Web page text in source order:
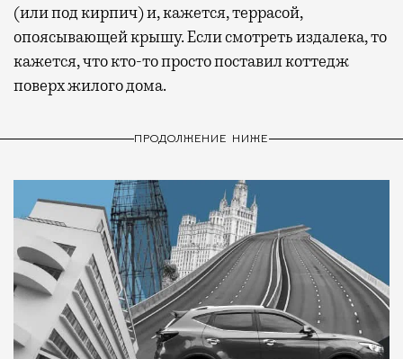
(или под кирпич) и, кажется, террасой,
опоясывающей крышу. Если смотреть издалека, то
кажется, что кто-то просто поставил коттедж
поверх жилого дома.
ПРОДОЛЖЕНИЕ НИЖЕ